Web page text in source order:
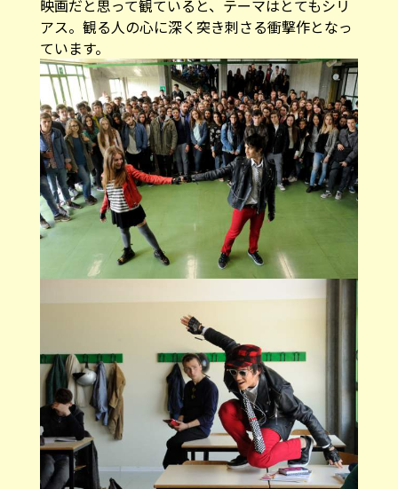
映画だと思って観ていると、テーマはとてもシリ
アス。観る人の心に深く突き刺さる衝撃作となっ
ています。